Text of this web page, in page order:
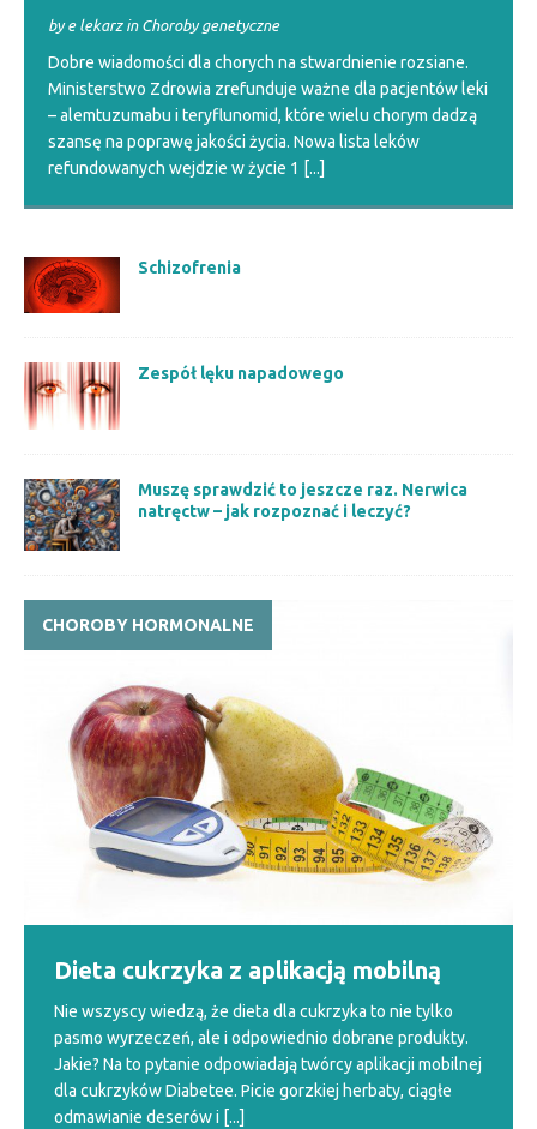
by e lekarz in Choroby genetyczne
Dobre wiadomości dla chorych na stwardnienie rozsiane.
Ministerstwo Zdrowia zrefunduje ważne dla pacjentów leki
– alemtuzumabu i teryflunomid, które wielu chorym dadzą
szansę na poprawę jakości życia. Nowa lista leków
refundowanych wejdzie w życie 1 [...]
Schizofrenia
Zespół lęku napadowego
Muszę sprawdzić to jeszcze raz. Nerwica
natręctw – jak rozpoznać i leczyć?
CHOROBY HORMONALNE
Dieta cukrzyka z aplikacją mobilną
Nie wszyscy wiedzą, że dieta dla cukrzyka to nie tylko
pasmo wyrzeczeń, ale i odpowiednio dobrane produkty.
Jakie? Na to pytanie odpowiadają twórcy aplikacji mobilnej
dla cukrzyków Diabetee. Picie gorzkiej herbaty, ciągłe
odmawianie deserów i [...]